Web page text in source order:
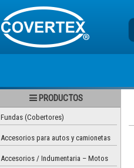
PRODUCTOS
Fundas (Cobertores)
Accesorios para autos y camionetas
Accesorios / Indumentaria – Motos